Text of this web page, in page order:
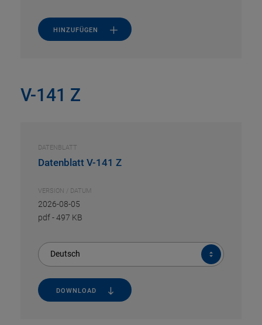
HINZUFÜGEN
V-141 Z
DATENBLATT
Datenblatt V-141 Z
VERSION / DATUM
2026-08-05
pdf-497 KB
Deutsch
DOWNLOAD